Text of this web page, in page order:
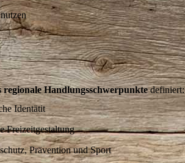
regionale Handlungsschwerpunktedefiniert:
Identätit
Freizeitgestaltung
Prävention und Sport